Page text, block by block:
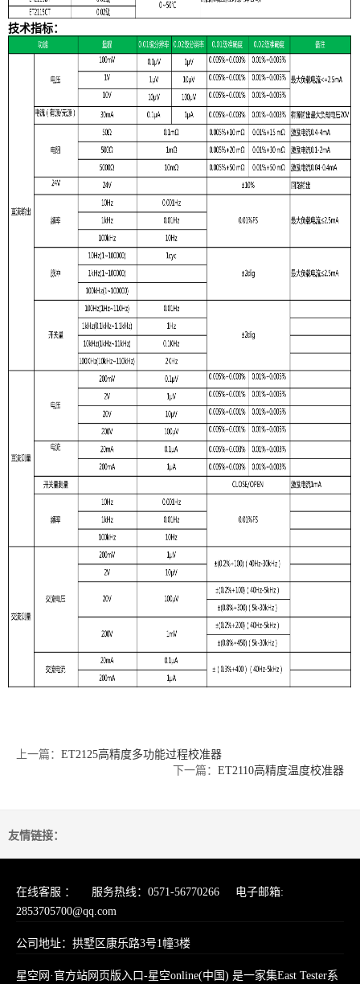
技术指标：
上一篇： ET2125高精度多功能过程校准器
下一篇： ET2110高精度温度校准器
友情链接：
在线客服 ： 服务热线：0571-56770266 电子邮箱:
2853705700@qq.com
公司地址：拱墅区康乐路3号1幢3楼
星空网·官方站网页版入口-星空online(中国) 是一家集East Tester系